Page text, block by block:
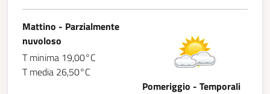
Mattino - Parzialmente
nuvoloso
T minima 19,00°C
T media 26,50°C
Pomeriggio - Temporali